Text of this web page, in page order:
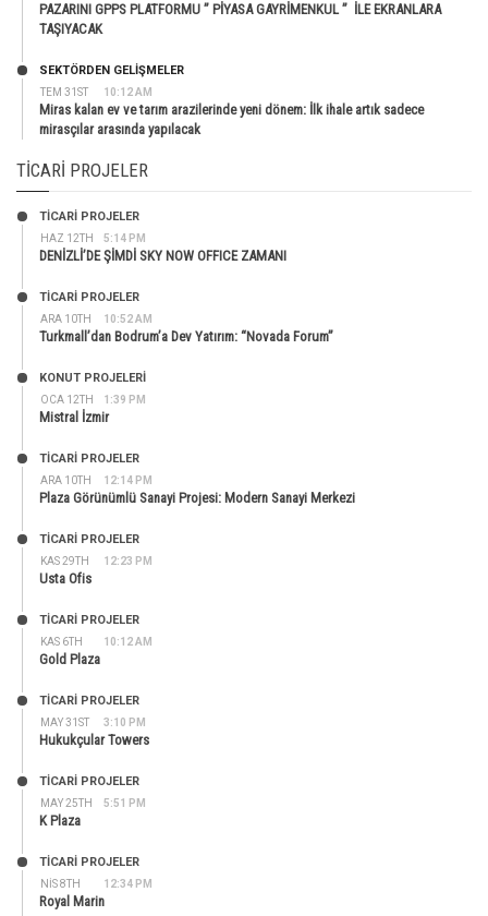
PAZARINI GPPS PLATFORMU ” PİYASA GAYRİMENKUL ” İLE EKRANLARA
TAŞIYACAK
TEM 31ST 10:12 AM
SEKTÖRDEN GELIŞMELER
Miras kalan ev ve tarım arazilerinde yeni dönem: İlk ihale artık sadece
mirasçılar arasında yapılacak
TICARI PROJELER
HAZ 12TH 5:14 PM
TİCARİ PROJELER
DENİZLİ’DE ŞİMDİ SKY NOW OFFICE ZAMANI
ARA 10TH 10:52 AM
TİCARİ PROJELER
Turkmall’dan Bodrum’a Dev Yatırım: “Novada Forum”
OCA 12TH 1:39 PM
KONUT PROJELERI
Mistral İzmir
ARA 10TH 12:14 PM
TİCARİ PROJELER
Plaza Görünümlü Sanayi Projesi: Modern Sanayi Merkezi
KAS 29TH 12:23 PM
TİCARİ PROJELER
Usta Ofis
KAS 6TH 10:12 AM
TİCARİ PROJELER
Gold Plaza
MAY 31ST 3:10 PM
TİCARİ PROJELER
Hukukçular Towers
MAY 25TH 5:51 PM
TİCARİ PROJELER
K Plaza
NIS 8TH 12:34 PM
TİCARİ PROJELER
Royal Marin